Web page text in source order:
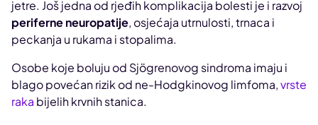
jetre. Još jedna od rjeđih komplikacija bolesti je i razvoj
periferne neuropatije, osjećaja utrnulosti, trnaca i
peckanja u rukama i stopalima.
Osobe koje boluju od Sjögrenovog sindroma imaju i
blago povećan rizik od ne-Hodgkinovog limfoma,vrste
raka bijelih krvnih stanica.